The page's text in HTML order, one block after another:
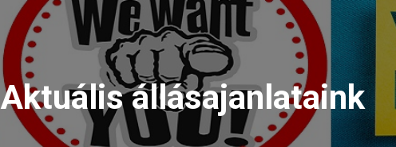
Aktuális állásajanlataink